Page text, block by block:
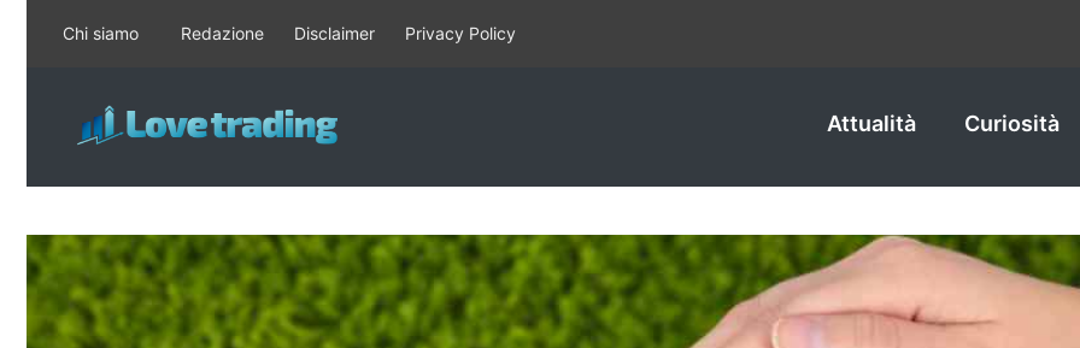
contenuto
Chi siamo Redazione Disclaimer Privacy Policy
Attualità Curiosità